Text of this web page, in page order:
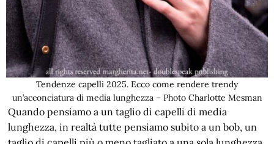
Tendenze capelli 2025. Ecco come rendere trendy
un’acconciatura di media lunghezza – Photo Charlotte Mesman
Quando pensiamo a un taglio di capelli di media
lunghezza, in realtà tutte pensiamo subito a un bob, un